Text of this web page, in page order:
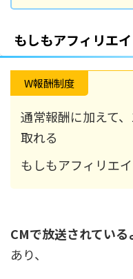
もしもアフィリエ
W報酬制度
通常報酬に加えて
取れる
もしもアフィリエ
CMで放送されてい
あり、